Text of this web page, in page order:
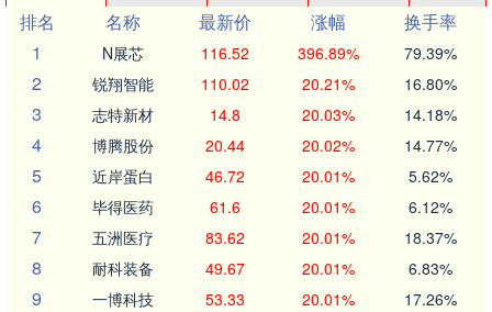
排名
名称 最新价 涨幅
换手率
1
N展芯 116.52 396.89% 79.39%
2 锐翔智能 110.02 20.21% 16.80%
3 志特新材 14.8 20.03% 14.18%
4 博腾股份 20.44 20.02% 14.77%
5 近岸蛋白 46.72 20.01% 5.62%
6 毕得医药 61.6 20.01% 6.12%
7 五洲医疗 83.62 20.01% 18.37%
8 耐科装备 49.67 20.01% 6.83%
9 一博科技 53.33 20.01% 17.26%